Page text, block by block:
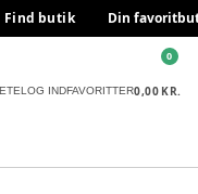
Find butik Din
LOG INDFAVORITTER0,00 KR.
0